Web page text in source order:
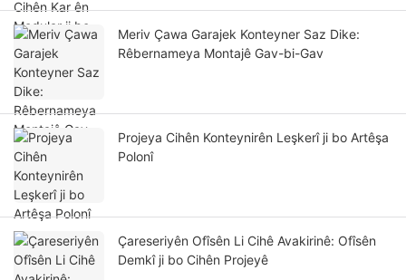
Meriv Çawa Garajek Konteyner Saz Dike:
Rêbernameya Montajê Gav-bi-Gav
Projeya Cihên Konteynirên Leşkerî ji bo Artêşa
Polonî
Çareseriyên Ofîsên Li Cihê Avakirinê: Ofîsên
Demkî ji bo Cihên Projeyê